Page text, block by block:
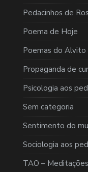
Pedacinhos de
Poema de Hoje
Poemas do Alvito
Propaganda de
Psicologia aos
Sem categoria
Sentimento do
Sociologia aos
TAO –